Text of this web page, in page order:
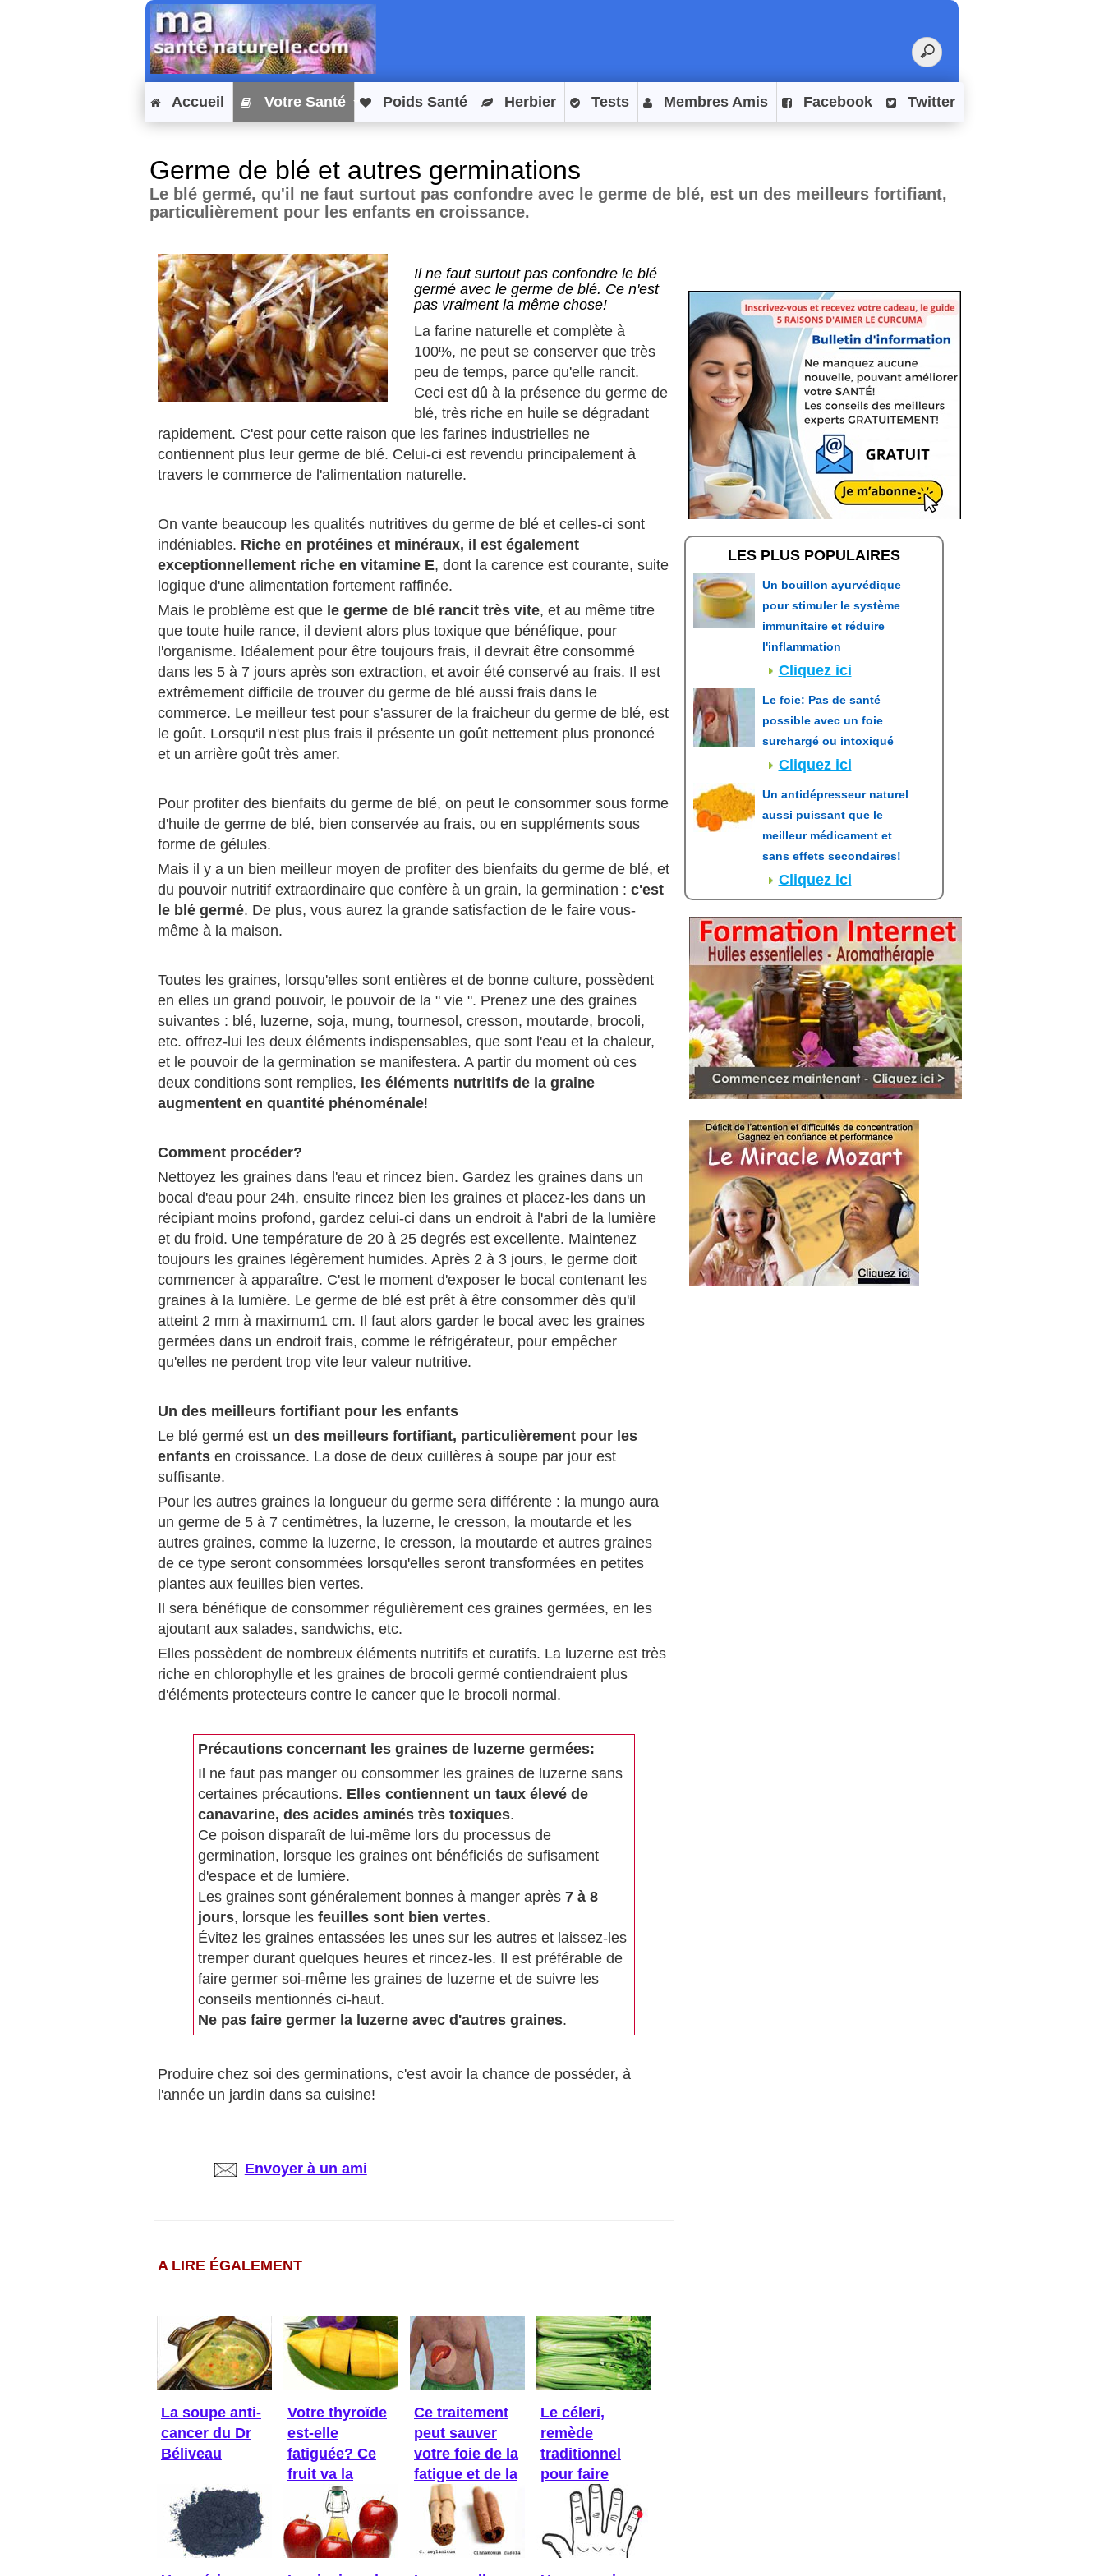
Accueil Votre Santé Poids Santé Herbier Tests Membres Amis Facebook Twitter
Germe de blé et autres germinations
Le blé germé, qu'il ne faut surtout pas confondre avec le germe de blé, est un des meilleurs fortifiant,
particulièrement pour les enfants en croissance.
Il ne faut surtout pas confondre le blé
germé avec le germe de blé. Ce n'est
pas vraiment la même chose!
La farine naturelle et complète à
100%, ne peut se conserver que très
peu de temps, parce qu'elle rancit.
Ceci est dû à la présence du germe de
blé, très riche en huile se dégradant
rapidement. C'est pour cette raison que les farines industrielles ne
contiennent plus leur germe de blé. Celui-ci est revendu principalement à
travers le commerce de l'alimentation naturelle.
On vante beaucoup les qualités nutritives du germe de blé et celles-ci sont
indéniables. Riche en protéines et minéraux, il est également
exceptionnellement riche en vitamine E, dont la carence est courante, suite
logique d'une alimentation fortement raffinée.
Mais le problème est que le germe de blé rancit très vite, et au même titre
que toute huile rance, il devient alors plus toxique que bénéfique, pour
l'organisme. Idéalement pour être toujours frais, il devrait être consommé
dans les 5 à 7 jours après son extraction, et avoir été conservé au frais. Il est
extrêmement difficile de trouver du germe de blé aussi frais dans le
commerce. Le meilleur test pour s'assurer de la fraicheur du germe de blé, est
le goût. Lorsqu'il n'est plus frais il présente un goût nettement plus prononcé
et un arrière goût très amer.
Pour profiter des bienfaits du germe de blé, on peut le consommer sous forme
d'huile de germe de blé, bien conservée au frais, ou en suppléments sous
forme de gélules.
Mais il y a un bien meilleur moyen de profiter des bienfaits du germe de blé, et
du pouvoir nutritif extraordinaire que confère à un grain, la germination : c'est
le blé germé. De plus, vous aurez la grande satisfaction de le faire vous-
même à la maison.
Toutes les graines, lorsqu'elles sont entières et de bonne culture, possèdent
en elles un grand pouvoir, le pouvoir de la " vie ". Prenez une des graines
suivantes : blé, luzerne, soja, mung, tournesol, cresson, moutarde, brocoli,
etc. offrez-lui les deux éléments indispensables, que sont l'eau et la chaleur,
et le pouvoir de la germination se manifestera. A partir du moment où ces
deux conditions sont remplies, les éléments nutritifs de la graine
augmentent en quantité phénoménale!
Comment procéder?
Nettoyez les graines dans l'eau et rincez bien. Gardez les graines dans un
bocal d'eau pour 24h, ensuite rincez bien les graines et placez-les dans un
récipiant moins profond, gardez celui-ci dans un endroit à l'abri de la lumière
et du froid. Une température de 20 à 25 degrés est excellente. Maintenez
toujours les graines légèrement humides. Après 2 à 3 jours, le germe doit
commencer à apparaître. C'est le moment d'exposer le bocal contenant les
graines à la lumière. Le germe de blé est prêt à être consommer dès qu'il
atteint 2 mm à maximum1 cm. Il faut alors garder le bocal avec les graines
germées dans un endroit frais, comme le réfrigérateur, pour empêcher
qu'elles ne perdent trop vite leur valeur nutritive.
Un des meilleurs fortifiant pour les enfants
Le blé germé est un des meilleurs fortifiant, particulièrement pour les
enfants en croissance. La dose de deux cuillères à soupe par jour est
suffisante.
Pour les autres graines la longueur du germe sera différente : la mungo aura
un germe de 5 à 7 centimètres, la luzerne, le cresson, la moutarde et les
autres graines, comme la luzerne, le cresson, la moutarde et autres graines
de ce type seront consommées lorsqu'elles seront transformées en petites
plantes aux feuilles bien vertes.
Il sera bénéfique de consommer régulièrement ces graines germées, en les
ajoutant aux salades, sandwichs, etc.
Elles possèdent de nombreux éléments nutritifs et curatifs. La luzerne est très
riche en chlorophylle et les graines de brocoli germé contiendraient plus
d'éléments protecteurs contre le cancer que le brocoli normal.
Précautions concernant les graines de luzerne germées:
Il ne faut pas manger ou consommer les graines de luzerne sans
certaines précautions. Elles contiennent un taux élevé de
canavarine, des acides aminés très toxiques.
Ce poison disparaît de lui-même lors du processus de
germination, lorsque les graines ont bénéficiés de sufisament
d'espace et de lumière.
Les graines sont généralement bonnes à manger après 7 à 8
jours, lorsque les feuilles sont bien vertes.
Évitez les graines entassées les unes sur les autres et laissez-les
tremper durant quelques heures et rincez-les. Il est préférable de
faire germer soi-même les graines de luzerne et de suivre les
conseils mentionnés ci-haut.
Ne pas faire germer la luzerne avec d'autres graines.
Produire chez soi des germinations, c'est avoir la chance de posséder, à
l'année un jardin dans sa cuisine!
Envoyer à un ami
A LIRE ÉGALEMENT
La soupe anti-
cancer du Dr
Béliveau
Votre thyroïde
est-elle
fatiguée? Ce
fruit va la
réveiller!
Ce traitement
peut sauver
votre foie de la
fatigue et de la
Le céleri,
remède
traditionnel
pour faire
baisser la ...
LES PLUS POPULAIRES
Un bouillon ayurvédique
pour stimuler le système
immunitaire et réduire
l'inflammation
Cliquez ici
Le foie: Pas de santé
possible avec un foie
surchargé ou intoxiqué
Cliquez ici
Un antidépresseur naturel
aussi puissant que le
meilleur médicament et
sans effets secondaires!
Cliquez ici